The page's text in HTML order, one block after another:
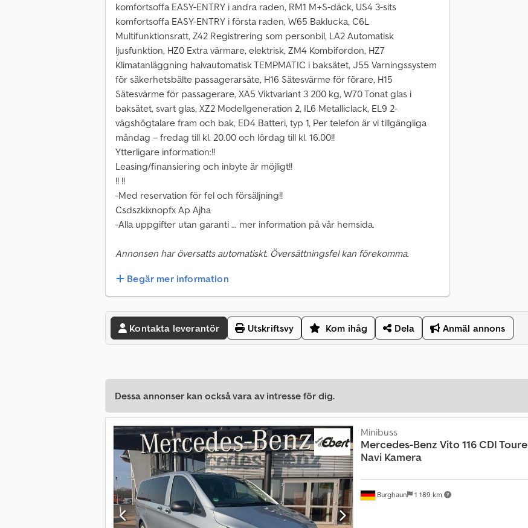
komfortsoffa EASY-ENTRY i andra raden, RM1 M+S-däck, US4 3-sits
komfortsoffa EASY-ENTRY i första raden, W65 Baklucka, C6L
Multifunktionsratt, Z42 Registrering som personbil, LA2 Automatisk
ljusfunktion, HZ0 Extra värmare, elektrisk, ZM4 Kombifordon, HZ7
Klimatanläggning halvautomatisk TEMPMATIC i baksätet, J55 Varningssystem
för säkerhetsbälte passagerarsäte, H16 Sätesvärme för förare, H15
Sätesvärme för passagerare, XA5 Viktvariant 3 200 kg, W70 Tonat glas i
baksätet, svart glas, XZ2 Modellgeneration 2, IL6 Metalliclack, EL9 2-
vägshögtalare fram och bak, ED4 Batteri, typ 1, Per telefon är vi tillgängliga
måndag – fredag till kl. 20.00 och lördag till kl. 16.00!!
Ytterligare information:!!
Leasing/finansiering och inbyte är möjligt!!
!! !!
-Med reservation för fel och försäljning!!
Csdszkixnopfx Ap Ajha
-Alla uppgifter utan garanti ... mer information på vår hemsida.
Annonsen har översatts automatiskt. Översättningsfel kan förekomma.
Begär mer information
Kontakta leverantör Utskriftsvy Kom ihåg Dela Anmäl annons
Dessa annonser kan också vara av intresse för dig.
Burghaun 1 189 km
Minibuss
Mercedes-Benz Vito 116 CDI
Navi Kamera